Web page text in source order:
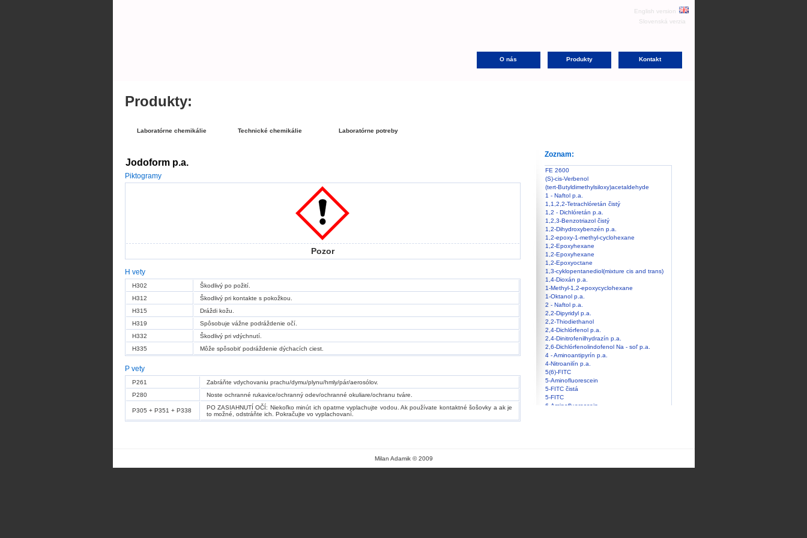
English version
Slovenská verzia
O nás Produkty Kontakt
Produkty:
Laboratórne chemikálie Technické chemikálie Laboratórne potreby
Zoznam:
FE 2600
(S)-cis-Verbenol
(tert-Butyldimethylsiloxy)acetaldehyde
1 - Naftol p.a.
1,1,2,2-Tetrachlóretán čistý
1,2 - Dichlóretán p.a.
1,2,3-Benzotriazol čistý
1,2-Dihydroxybenzén p.a.
1,2-epoxy-1-methyl-cyclohexane
1,2-Epoxyhexane
1,2-Epoxyhexane
1,2-Epoxyoctane
1,3-cyklopentanediol(mixture cis and trans)
1,4-Dioxán p.a.
1-Methyl-1,2-epoxycyclohexane
1-Oktanol p.a.
2 - Naftol p.a.
2,2-Dipyridyl p.a.
2,2-Thiodiethanol
2,4-Dichlórfenol p.a.
2,4-Dinitrofenilhydrazín p.a.
2,6-Dichlórfenolindofenol Na - soľ p.a.
4 - Aminoantipyrín p.a.
4-Nitroanilín p.a.
5(6)-FITC
5-Aminofluorescein
5-FITC čistá
5-FITC
6-Aminofluorescein
Jodoform p.a.
Piktogramy
Pozor
H vety
H302
Škodlivý po požití.
H312
Škodlivý pri kontakte s pokožkou.
H315
Dráždi kožu.
H319
Spôsobuje vážne podráždenie očí.
H332
Škodlivý pri vdýchnutí.
H335
Môže spôsobiť podráždenie dýchacích ciest.
P vety
P261
Zabráňte vdychovaniu prachu/dymu/plynu/hmly/pár/aerosólov.
P280
Noste ochranné rukavice/ochranný odev/ochranné okuliare/ochranu tváre.
P305 + P351 + P338
PO ZASIAHNUTÍ OČÍ: Niekoľko minút ich opatrne vyplachujte vodou. Ak používate kontaktné šošovky a ak je
to možné, odstráňte ich. Pokračujte vo vyplachovaní.
Milan Adamik © 2009